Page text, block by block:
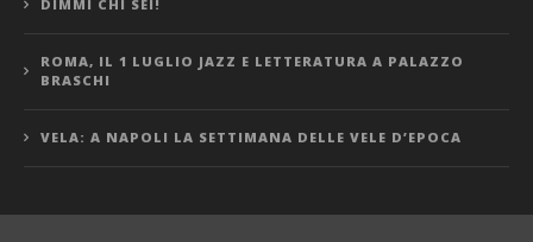
DIMMI CHI SEI!
ROMA, IL 1 LUGLIO JAZZ E LETTERATURA A PALAZZO
BRASCHI
VELA: A NAPOLI LA SETTIMANA DELLE VELE D’EPOCA